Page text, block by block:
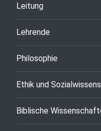
Leitung
Lehrende
Philosophie
Ethik und
Biblische